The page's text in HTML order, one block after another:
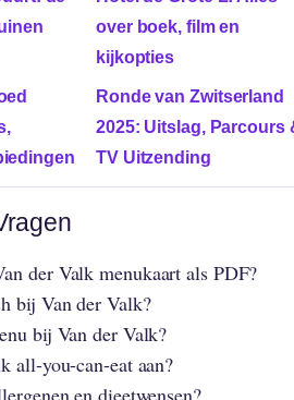
over boek, film en
kijkopties
Ronde van Zwitserland
2025: Uitslag, Parcours
TV Uitzending
der Valk menukaart als PDF?
bij Van der Valk?
bij Van der Valk?
all-you-can-eat aan?
en dieetwensen?